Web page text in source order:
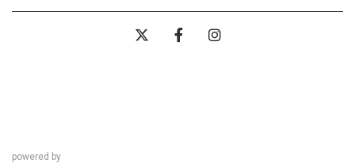
powered by